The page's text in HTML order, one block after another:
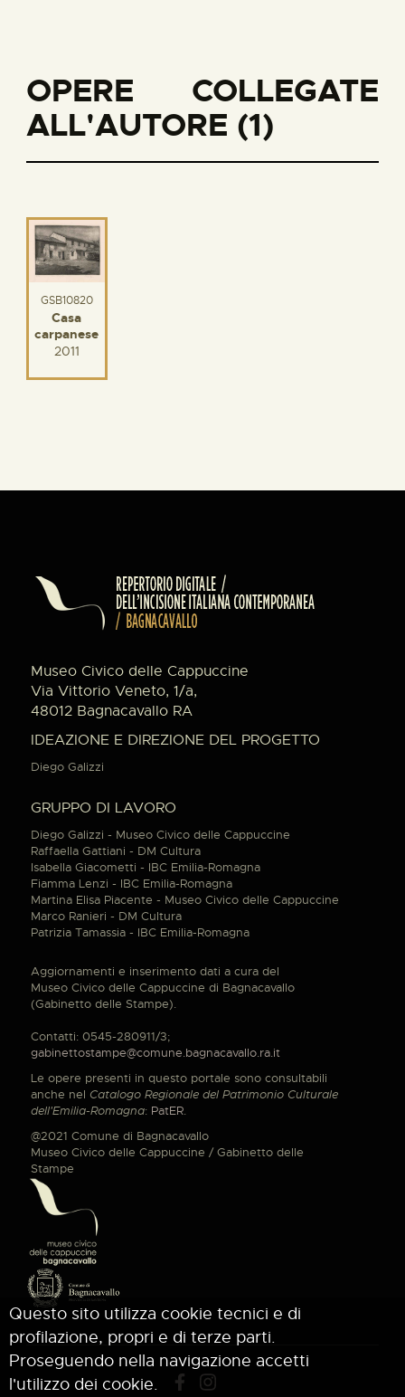
OPERE COLLEGATE
ALL'AUTORE (1)
GSB10820
Casa
carpanese
2011
Museo Civico delle Cappuccine
Via Vittorio Veneto, 1/a,
48012 Bagnacavallo RA
IDEAZIONE E DIREZIONE DEL PROGETTO
Diego Galizzi
GRUPPO DI LAVORO
Diego Galizzi - Museo Civico delle Cappuccine
Raffaella Gattiani - DM Cultura
Isabella Giacometti - IBC Emilia-Romagna
Fiamma Lenzi - IBC Emilia-Romagna
Martina Elisa Piacente - Museo Civico delle Cappuccine
Marco Ranieri - DM Cultura
Patrizia Tamassia - IBC Emilia-Romagna
Aggiornamenti e inserimento dati a cura del
Museo Civico delle Cappuccine di Bagnacavallo
(Gabinetto delle Stampe).
Contatti: 0545-280911/3;
gabinettostampe@comune.bagnacavallo.ra.it
Le opere presenti in questo portale sono consultabili
anche nel Catalogo Regionale del Patrimonio Culturale
dell'Emilia-Romagna: PatER.
@2021 Comune di Bagnacavallo
Museo Civico delle Cappuccine / Gabinetto delle
Stampe
Questo sito utilizza cookie tecnici e di
profilazione, propri e di terze parti.
Proseguendo nella navigazione accetti
l'utilizzo dei cookie.